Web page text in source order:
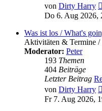
von Dirty Harry
Do 6. Aug 2026,
Was ist los / What's
Aktivitäten & Termine
Moderator: Peter
193 Themen
404 Beiträge
Letzter Beitrag
von Dirty Harry
Fr 7. Aug 2026,